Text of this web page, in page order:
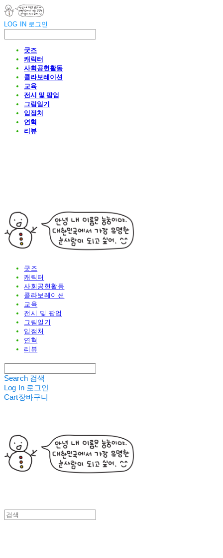
LOG IN 로그인
굿즈
캐릭터
사회공헌활동
콜라보레이션
교육
전시 및 팝업
그림일기
입점처
연혁
리뷰
굿즈
캐릭터
사회공헌활동
콜라보레이션
교육
전시 및 팝업
그림일기
입점처
연혁
리뷰
Search 검색
Log In 로그인
Cart장바구니